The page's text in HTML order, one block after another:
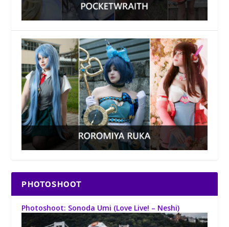
PHOTOSHOOT
Photoshoot: Sonoda Umi (Love Live! – Neshi)